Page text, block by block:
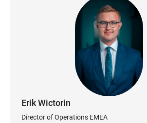
Erik Wictorin
Director of Operations EMEA